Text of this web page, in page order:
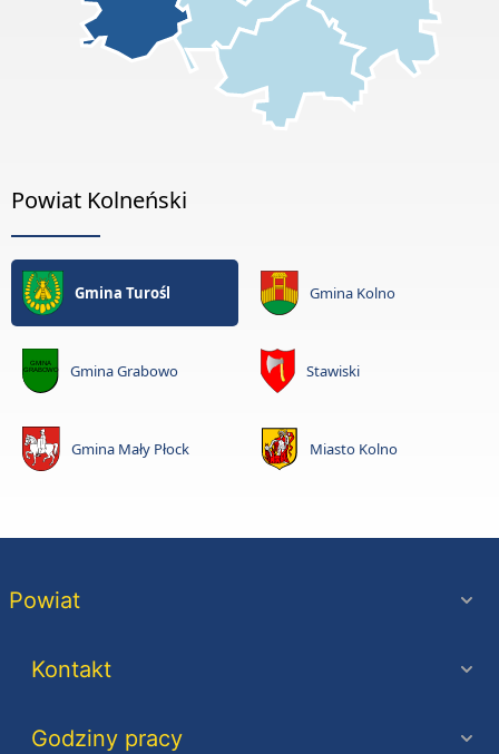
Powiat Kolneński
Gmina Turośl Gmina Kolno
Gmina Grabowo Stawiski
Gmina Mały Płock Miasto Kolno
Powiat
Kontakt
Godziny pracy